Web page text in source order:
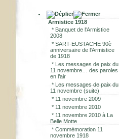
Armistice 1918
* Banquet de l'Armistice
2008
* SART-EUSTACHE 90è
anniversaire de l'Armistice
de 1918
* Les messages de paix du
11 novembre… des paroles
en l’air
* Les messages de paix du
11 novembre (suite)
* 11 novembre 2009
* 11 novembre 2010
* 11 novembre 2010 à La
Belle Motte
* Commémoration 11
novembre 1918